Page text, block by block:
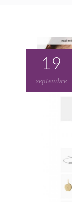
19
septembre